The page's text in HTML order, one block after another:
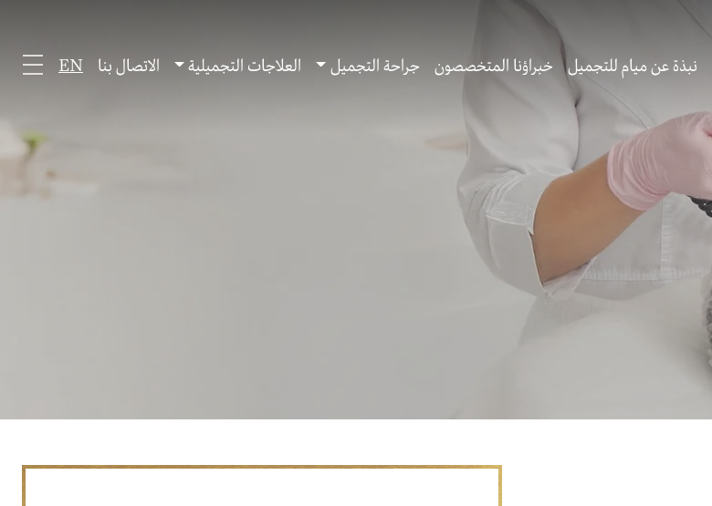
نبذة عن ميام للتجميل خبراؤنا المتخصصون جراحة التجميل العلاجات التجميلية الاتصال بنا EN